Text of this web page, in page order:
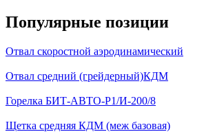
Популярные позиции
Отвал скоростной аэродинамический
Отвал средний (грейдерный)КДМ
Горелка БИТ-АВТО-Р1/И-200/8
Щетка средняя КДМ (меж базовая)